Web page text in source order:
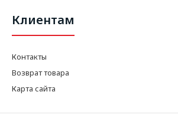
Клиентам
Контакты
Возврат товара
Карта сайта